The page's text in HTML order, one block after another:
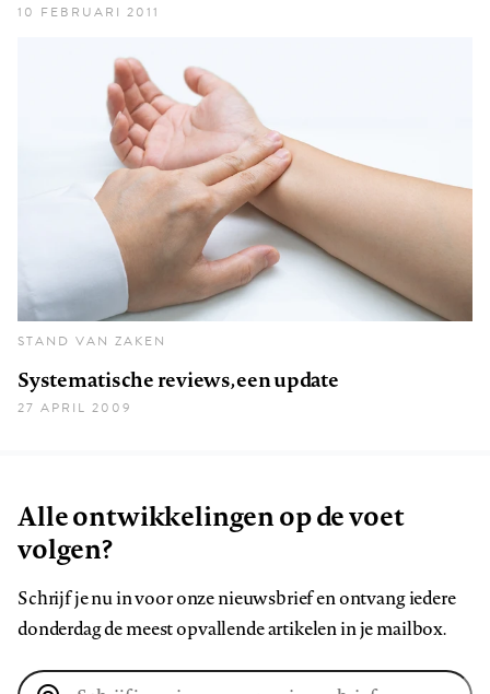
10 FEBRUARI 2011
STAND VAN ZAKEN
Systematische reviews, een update
27 APRIL 2009
Alle ontwikkelingen op de voet
volgen?
Schrijf je nu in voor onze nieuwsbrief en ontvang iedere
donderdag de meest opvallende artikelen in je mailbox.